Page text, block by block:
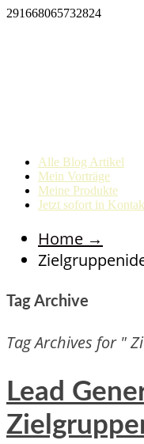
291668065732824
Alle Blog Artikel
Mein Vorträge
Meine Produkte
Jetzt sofort in
Home →
Tag Archive
Tag Archives for "
Lead